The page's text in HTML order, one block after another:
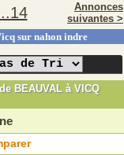
Annonces
suivantes >
sur nahon indre
BEAUVAL à VICQ